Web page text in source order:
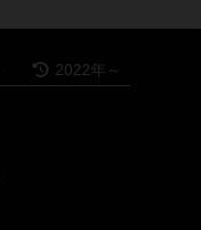
2022年～